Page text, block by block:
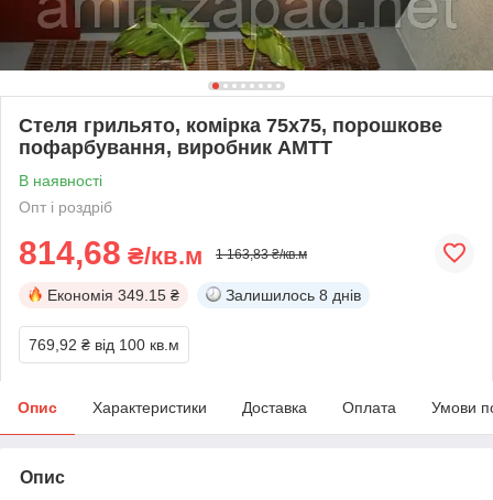
Стеля грильято, комірка 75х75, порошкове
пофарбування, виробник АМТТ
В наявності
Опт і роздріб
814,68 ₴/кв.м 1 163,83 ₴/кв.м
Економія 349.15 ₴ Залишилось 8 днів
769,92 ₴ від 100 кв.м
Опис Характеристики Доставка Оплата Умови
Опис